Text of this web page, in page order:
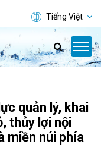
Tiếng Việt
quản lý, khai
thủy lợi nội
miền núi phía